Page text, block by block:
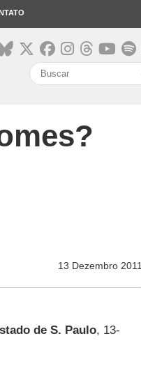
13 Dezembro 2011
de S. Paulo, 13-